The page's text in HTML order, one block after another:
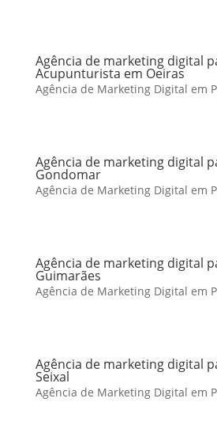
Agência de marketing digital
Acupunturista em Oeiras
Agência de Marketing Digital em
Agência de marketing digital
Gondomar
Agência de Marketing Digital em
Agência de marketing digital
Guimarães
Agência de Marketing Digital em
Agência de marketing digital
Seixal
Agência de Marketing Digital em